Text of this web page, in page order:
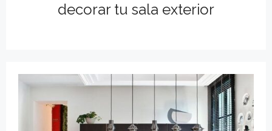
decorar tu sala exterior